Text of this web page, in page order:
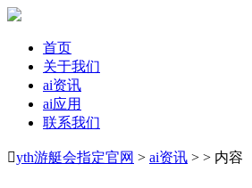
首页
关于我们
ai资讯
ai应用
联系我们
yth游艇会指定官网 > ai资讯 > > 内容